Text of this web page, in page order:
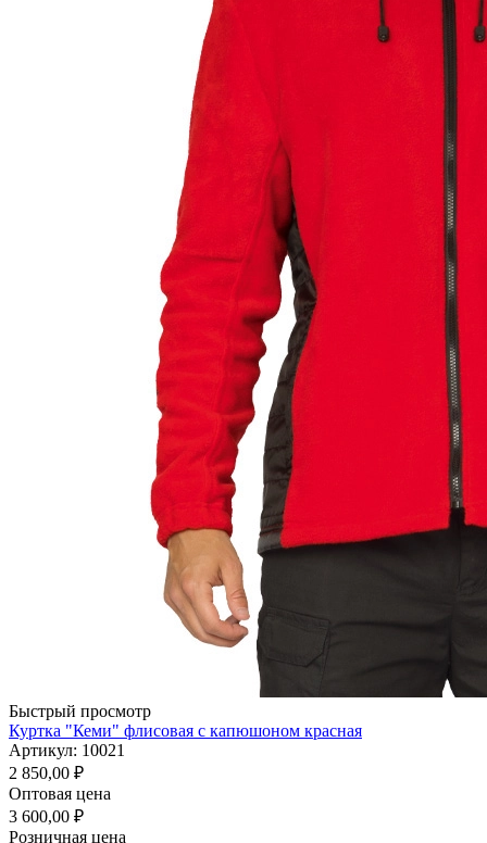
Быстрый просмотр
Куртка "Кеми" флисовая с капюшоном красная
Артикул: 10021
2 850,00 ₽
Оптовая цена
3 600,00 ₽
Розничная цена